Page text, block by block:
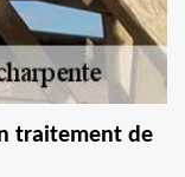
traitement de